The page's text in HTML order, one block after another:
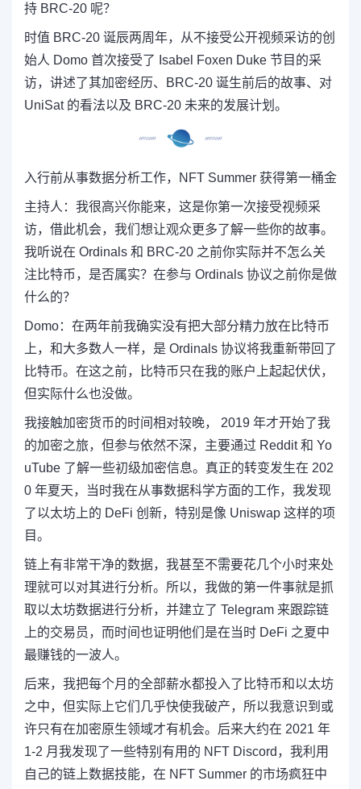
持 BRC-20 呢？
时值 BRC-20 诞辰两周年，从不接受公开视频采访的创
始人 Domo 首次接受了 Isabel Foxen Duke 节目的采
访，讲述了其加密经历、BRC-20 诞生前后的故事、对
UniSat 的看法以及 BRC-20 未来的发展计划。
入行前从事数据分析工作，NFT Summer 获得第一桶金
主持人： 我很高兴你能来，这是你第一次接受视频采
访，借此机会，我们想让观众更多了解一些你的故事。
我听说在 Ordinals 和 BRC-20 之前你实际并不怎么关
注比特币，是否属实？在参与 Ordinals 协议之前你是做
什么的？
Domo： 在两年前我确实没有把大部分精力放在比特币
上，和大多数人一样，是 Ordinals 协议将我重新带回了
比特币。在这之前，比特币只在我的账户上起起伏伏，
但实际什么也没做。
我接触加密货币的时间相对较晚， 2019 年才开始了我
的加密之旅，但参与依然不深，主要通过 Reddit 和 Yo
uTube 了解一些初级加密信息。真正的转变发生在 202
0 年夏天，当时我在从事数据科学方面的工作，我发现
了以太坊上的 DeFi 创新，特别是像 Uniswap 这样的项
目。
链上有非常干净的数据，我甚至不需要花几个小时来处
理就可以对其进行分析。所以，我做的第一件事就是抓
取以太坊数据进行分析，并建立了 Telegram 来跟踪链
上的交易员，而时间也证明他们是在当时 DeFi 之夏中
最赚钱的一波人。
后来，我把每个月的全部薪水都投入了比特币和以太坊
之中，但实际上它们几乎快使我破产，所以我意识到或
许只有在加密原生领域才有机会。后来大约在 2021 年
1-2 月我发现了一些特别有用的 NFT Discord，我利用
自己的链上数据技能，在 NFT Summer 的市场疯狂中